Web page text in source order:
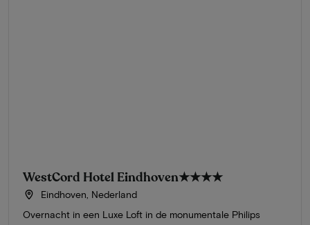
WestCord Hotel Eindhoven★★★★
Eindhoven, Nederland
Overnacht in een Luxe Loft in de monumentale Philips